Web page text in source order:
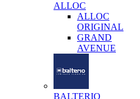
ALLOC
ALLOC
ORIGINAL
GRAND
AVENUE
BALTERIO